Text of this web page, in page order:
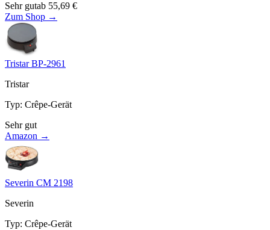
Sehr gutab 55,69 €
Zum Shop →
Tristar BP-2961
Tristar
Typ: Crêpe-Gerät
Sehr gut
Amazon →
Severin CM 2198
Severin
Typ: Crêpe-Gerät